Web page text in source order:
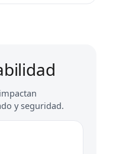
y seguridad.